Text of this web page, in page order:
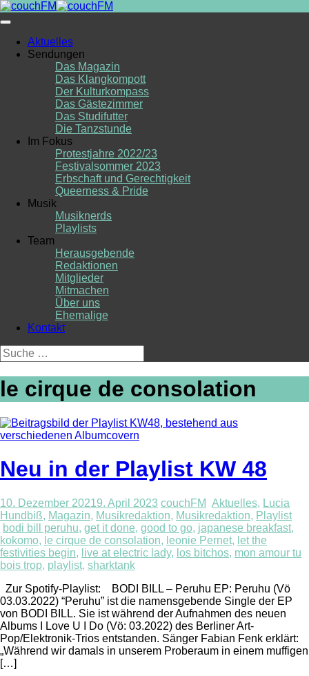
Skip
to
Aktuelles
Sendungen
Das Magazin
Das Klangkompott
Der Kulturkompass
Das Gästezimmer
Das Studifutter
Die Tanzstunde
Im Fokus
Protestjahre 2022/23
Festivalsommer 2023
Erbschaft und Gerechtigkeit
Queerness & Pride
Musik
Musiknerds
Playlists
Team
Herausgebende
Redaktionen
Mitglieder
Mitmachen
Über uns
Ehemalige
Kontakt
Suche
nach:
le cirque de consolation
Neu in der Playlist KW 48
10. Dezember 20219. April 2023 couchFM Aktuelles, Lucia
Hundbiß, Magazin, Musikredaktion, Musikredaktion, Playlist
bodi bill peruhu, get it done, good to go, japanese breakfast,
kokomo, le cirque de consolation, leonie Pernet, let the
festivities begin, live at electric lady, los bitchos, mon amour tu
bois trop, playlist, sharktank
Zur Spotify-Playlist: BODI BILL – Peruhu EP: Peruhu (Vö
03.03.2022) “Peruhu” ist die namensgebende Single der EP
von BODI BILL. Sie ist während der Aufnahmen des neuen
Albums I Love U I Do (Vö: 03.2022) des Berliner Art-
Pop/Elektronik-Trios entstanden. Sänger Fabian Fenk erklärt:
„Während wir damals in unserem Proberaum in einem muffigen
[…]